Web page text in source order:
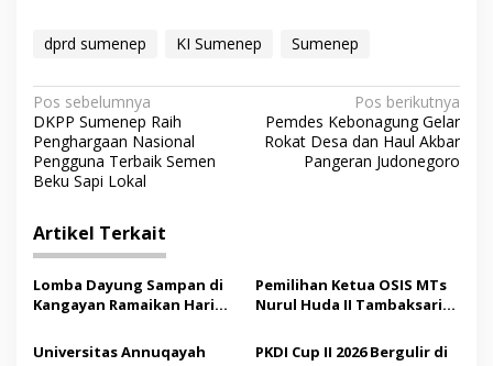
dprd sumenep KI Sumenep Sumenep
N
a
v
i
g
a
s
i
p
Pos sebelumnya
DKPP Sumenep Raih
Penghargaan Nasional
Pengguna Terbaik Semen
Beku Sapi Lokal
Pos berikutnya
Pemdes Kebonagung Gelar
Rokat Desa dan Haul Akbar
Pangeran Judonegoro
Artikel Terkait
Lomba Dayung Sampan di
Kangayan Ramaikan Hari
Sumenep
Pemilihan Ketua OSIS MTs
Nurul Huda II Tambaksari
Demokrasi bagi Siswa
Universitas Annuqayah
PKDI Cup II 2026 Bergulir di